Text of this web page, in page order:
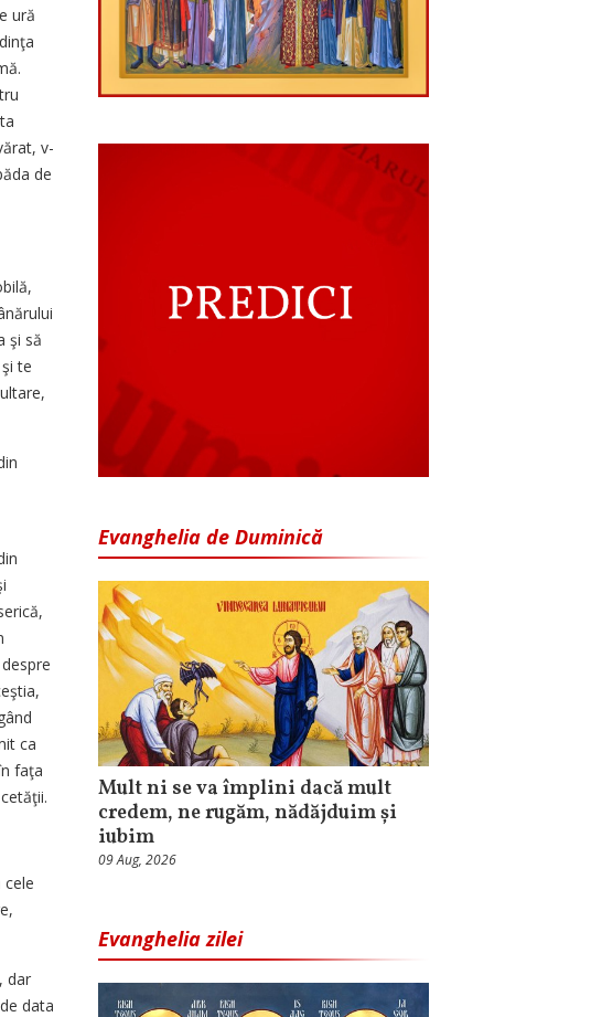
ură
v-
de
şi să
te
ca
faţa
dar
data
Evanghelia de Duminică
Mult ni se va împlini dacă mult
credem, ne rugăm, nădăjduim și
iubim
09 Aug, 2026
Evanghelia zilei